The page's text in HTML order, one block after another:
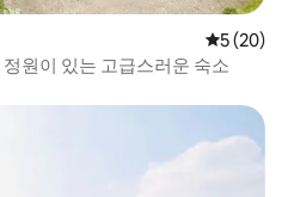
평점 5점(5
5 (20)
원이 있는 고급스러운 숙소